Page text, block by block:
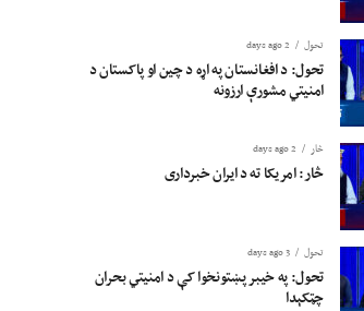
تحول 2 days ago
تحول: د افغانستان په اړه د چین او پاکستان د
امنیتي مشورې ارزونه
څار 2 days ago
څار: امریکا ته د ایران خبرداری
تحول 3 days ago
تحول: په خیبر پښتونخوا کې د امنیتي بحران
چټکېدا